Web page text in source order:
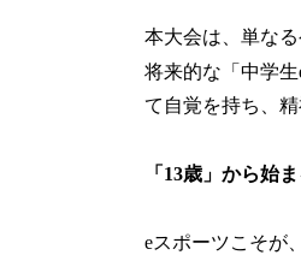
本大会は、単な
将来的な「中学
て自覚を持ち、
「13歳」から始
eスポーツこそが